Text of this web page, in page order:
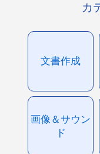
カ
文書作成
画像＆サウン
ド